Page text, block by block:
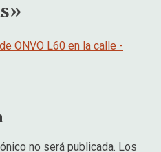
»
ONVO L60 en la calle -
no será publicada. Los